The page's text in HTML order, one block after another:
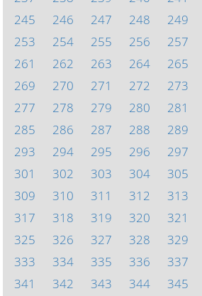
245
246 247 248 249
253
254 255 256 257
261
262 263 264 265
269
270 271 272 273
277
278 279 280 281
285
286 287 288 289
293
294 295 296 297
301
302 303 304 305
309
310 311 312 313
317
318 319 320 321
325
326 327 328 329
333
334 335 336 337
341
342 343 344 345